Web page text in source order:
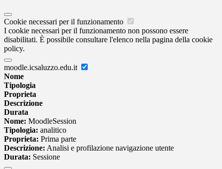
Cookie necessari per il funzionamento
I cookie necessari per il funzionamento non possono essere
disabilitati. È possibile consultare l'elenco nella pagina della cookie
policy.
moodle.icsaluzzo.edu.it
Nome
Tipologia
Proprieta
Descrizione
Durata
Nome: MoodleSession
Tipologia: analitico
Proprieta: Prima parte
Descrizione: Analisi e profilazione navigazione utente
Durata: Sessione